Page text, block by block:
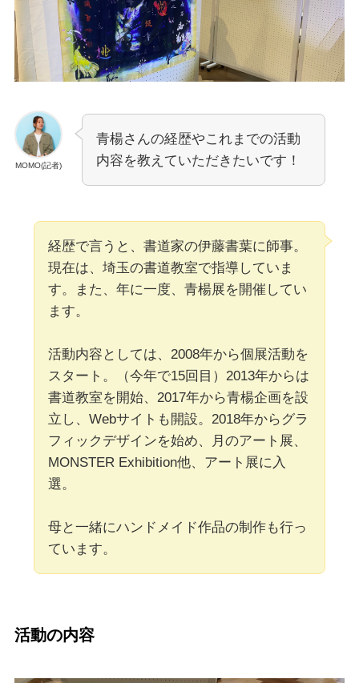
MOMO(記者)
青楊さんの経歴やこれまでの活動
内容を教えていただきたいです！
経歴で言うと、書道家の伊藤書葉に師事。
現在は、埼玉の書道教室で指導していま
す。また、年に一度、青楊展を開催してい
ます。
活動内容としては、2008年から個展活動を
スタート。（今年で15回目）2013年からは
書道教室を開始、2017年から青楊企画を設
立し、Webサイトも開設。2018年からグラ
フィックデザインを始め、月のアート展、
MONSTER Exhibition他、アート展に入
選。
母と一緒にハンドメイド作品の制作も行っ
ています。
活動の内容